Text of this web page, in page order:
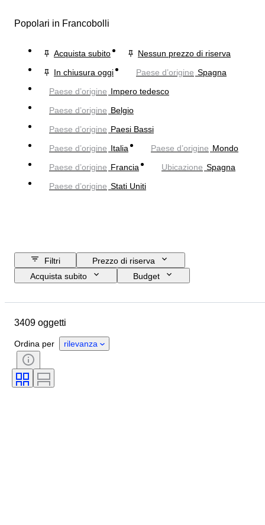
Popolari in Francobolli
Acquista subito
Nessun prezzo di riserva
In chiusura oggi
Paese d’origine Spagna
Paese d’origine Impero tedesco
Paese d’origine Belgio
Paese d’origine Paesi Bassi
Paese d’origine Italia Paese d’origine Mondo
Paese d’origine Francia Ubicazione Spagna
Paese d’origine Stati Uniti
Filtri
Prezzo di riserva
Acquista subito
Budget
Paese d’origine
Condizioni
Certificato
Tecnica
Lingua
3409 oggetti
Ordina per rilevanza